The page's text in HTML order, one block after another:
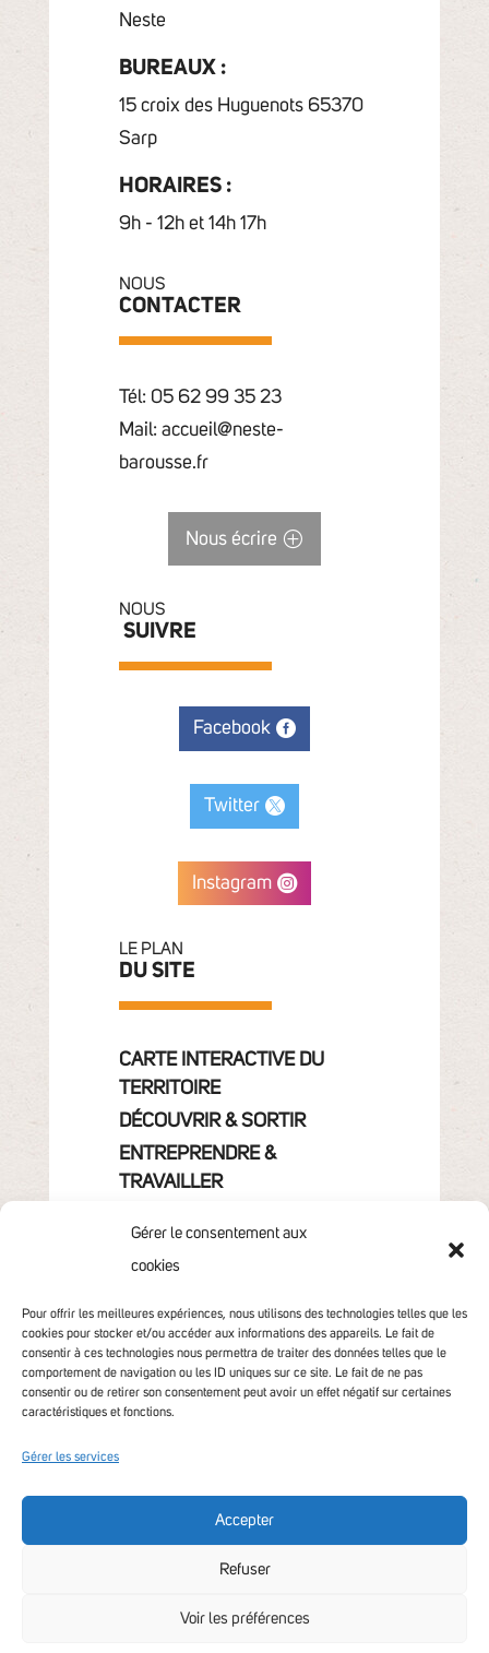
Gérer le consentement aux
cookies
Pour offrir les meilleures expériences, nous utilisons des technologies telles que les
cookies pour stocker et/ou accéder aux informations des appareils. Le fait de
consentir à ces technologies nous permettra de traiter des données telles que le
comportement de navigation ou les ID uniques sur ce site. Le fait de ne pas
consentir ou de retirer son consentement peut avoir un effet négatif sur certaines
caractéristiques et fonctions.
Gérer les services
Accepter
Refuser
Voir les préférences
Neste
BUREAUX :
15 croix des Huguenots 65370
Sarp
HORAIRES :
9h - 12h et 14h 17h
NOUS
CONTACTER
Tél: 05 62 99 35 23
Mail: accueil@neste-
barousse.fr
Nous écrire
NOUS
SUIVRE
Facebook
Twitter
Instagram
LE PLAN
DU SITE
CARTE INTERACTIVE DU
TERRITOIRE
DÉCOUVRIR & SORTIR
ENTREPRENDRE &
TRAVAILLER
CONTACT
Accessibilité non conforme